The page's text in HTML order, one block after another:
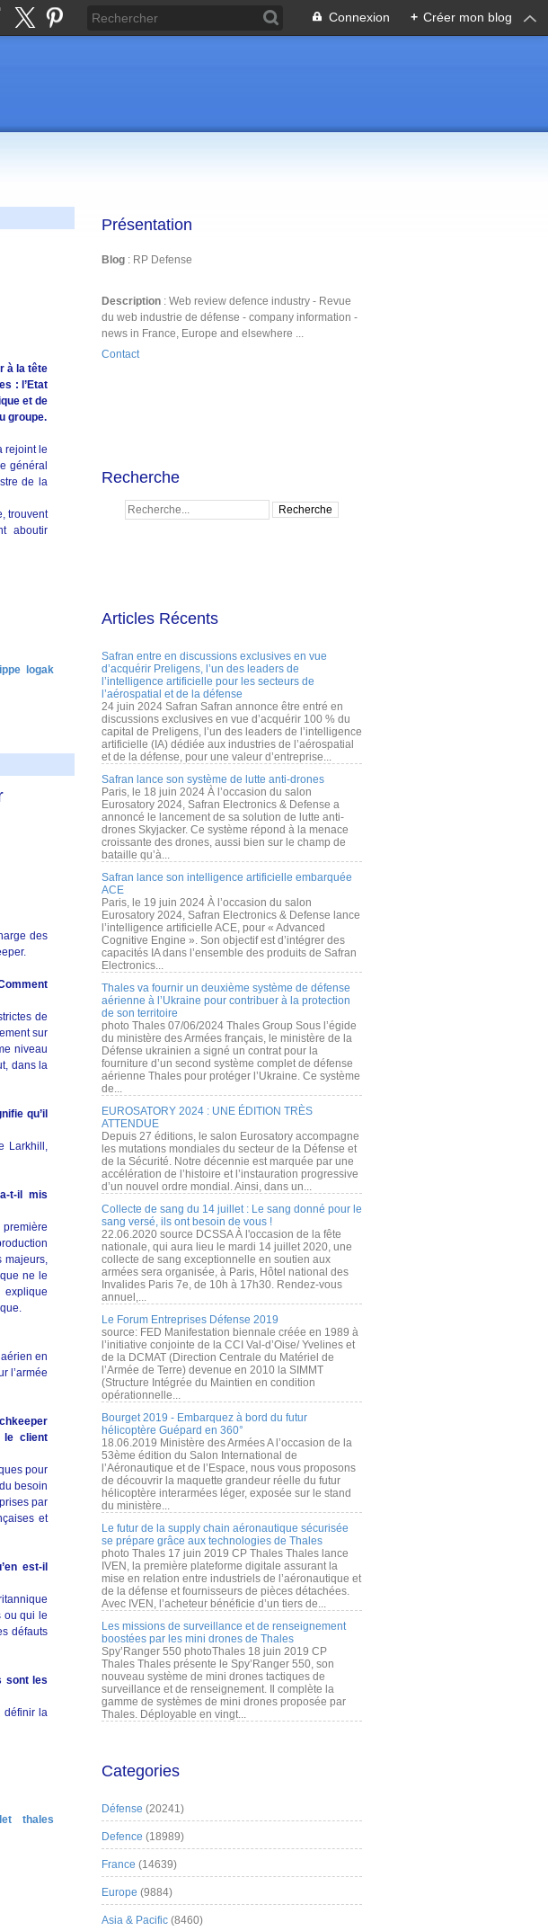
Connexion + Créer mon blog
à la tête
: l’Etat
et de
groupe.
rejoint le
général
de la
trouvent
aboutir
logak
des
de
sur
niveau
dans la
qu’il
Larkhill,
t-il mis
majeurs,
ne le
explique
en
l’armée
le client
pour
besoin
par
et
est-il
ou qui le
défauts
sont les
définir la
thales
Présentation
Blog : RP Defense
Description : Web review defence industry - Revue
du web industrie de défense - company information -
news in France, Europe and elsewhere ...
Contact
Recherche
Articles Récents
Safran entre en discussions exclusives en vue
d’acquérir Preligens, l’un des leaders de
l’intelligence artificielle pour les secteurs de
l’aérospatial et de la défense
24 juin 2024 Safran Safran annonce être entré en
discussions exclusives en vue d’acquérir 100 % du
capital de Preligens, l’un des leaders de l’intelligence
artificielle (IA) dédiée aux industries de l’aérospatial
et de la défense, pour une valeur d’entreprise...
Safran lance son système de lutte anti-drones
Paris, le 18 juin 2024 À l’occasion du salon
Eurosatory 2024, Safran Electronics & Defense a
annoncé le lancement de sa solution de lutte anti-
drones Skyjacker. Ce système répond à la menace
croissante des drones, aussi bien sur le champ de
bataille qu’à...
Safran lance son intelligence artificielle embarquée
ACE
Paris, le 19 juin 2024 À l’occasion du salon
Eurosatory 2024, Safran Electronics & Defense lance
l’intelligence artificielle ACE, pour « Advanced
Cognitive Engine ». Son objectif est d’intégrer des
capacités IA dans l’ensemble des produits de Safran
Electronics...
Thales va fournir un deuxième système de défense
aérienne à l’Ukraine pour contribuer à la protection
de son territoire
photo Thales 07/06/2024 Thales Group Sous l’égide
du ministère des Armées français, le ministère de la
Défense ukrainien a signé un contrat pour la
fourniture d’un second système complet de défense
aérienne Thales pour protéger l’Ukraine. Ce système
de...
EUROSATORY 2024 : UNE ÉDITION TRÈS
ATTENDUE
Depuis 27 éditions, le salon Eurosatory accompagne
les mutations mondiales du secteur de la Défense et
de la Sécurité. Notre décennie est marquée par une
accélération de l’histoire et l’instauration progressive
d’un nouvel ordre mondial. Ainsi, dans un...
Collecte de sang du 14 juillet : Le sang donné pour le
sang versé, ils ont besoin de vous !
22.06.2020 source DCSSA À l'occasion de la fête
nationale, qui aura lieu le mardi 14 juillet 2020, une
collecte de sang exceptionnelle en soutien aux
armées sera organisée, à Paris, Hôtel national des
Invalides Paris 7e, de 10h à 17h30. Rendez-vous
annuel,...
Le Forum Entreprises Défense 2019
source: FED Manifestation biennale créée en 1989 à
l’initiative conjointe de la CCI Val-d’Oise/ Yvelines et
de la DCMAT (Direction Centrale du Matériel de
l’Armée de Terre) devenue en 2010 la SIMMT
(Structure Intégrée du Maintien en condition
opérationnelle...
Bourget 2019 - Embarquez à bord du futur
hélicoptère Guépard en 360°
18.06.2019 Ministère des Armées A l’occasion de la
53ème édition du Salon International de
l’Aéronautique et de l’Espace, nous vous proposons
de découvrir la maquette grandeur réelle du futur
hélicoptère interarmées léger, exposée sur le stand
du ministère...
Le futur de la supply chain aéronautique sécurisée
se prépare grâce aux technologies de Thales
photo Thales 17 juin 2019 CP Thales Thales lance
IVEN, la première plateforme digitale assurant la
mise en relation entre industriels de l’aéronautique et
de la défense et fournisseurs de pièces détachées.
Avec IVEN, l’acheteur bénéficie d’un tiers de...
Les missions de surveillance et de renseignement
boostées par les mini drones de Thales
Spy’Ranger 550 photoThales 18 juin 2019 CP
Thales Thales présente le Spy’Ranger 550, son
nouveau système de mini drones tactiques de
surveillance et de renseignement. Il complète la
gamme de systèmes de mini drones proposée par
Thales. Déployable en vingt...
Categories
Défense (20241)
Defence (18989)
France (14639)
Europe (9884)
Asia & Pacific (8460)